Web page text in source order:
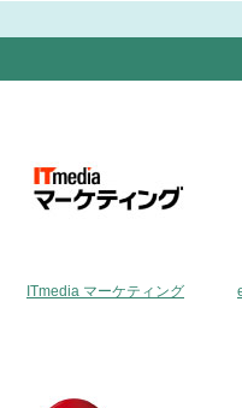
ITmedia マーケティング